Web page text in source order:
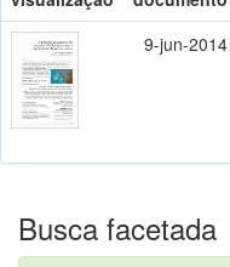
9-jun-2014
Busca facetada